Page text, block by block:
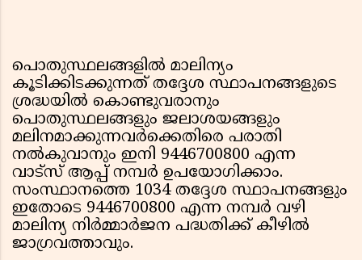
പൊതുസ്ഥലങ്ങളില്‍ മാലിന്യം
കൂടിക്കിടക്കുന്നത് തദ്ദേശ സ്ഥാപനങ്ങളുടെ
ശ്രദ്ധയില്‍ കൊണ്ടുവരാനും
പൊതുസ്ഥലങ്ങളും ജലാശയങ്ങളും
മലിനമാക്കുന്നവര്‍ക്കെതിരെ പരാതി
നല്‍കുവാനും ഇനി 9446700800 എന്ന
വാട്സ് ആപ്പ് നമ്പര്‍ ഉപയോഗിക്കാം.
സംസ്ഥാനത്തെ 1034 തദ്ദേശ സ്ഥാപനങ്ങളും
ഇതോടെ 9446700800 എന്ന നമ്പര്‍ വഴി
മാലിന്യ നിര്‍മ്മാര്‍ജന പദ്ധതിക്ക് കീഴില്‍
ജാഗ്രവത്താവും.